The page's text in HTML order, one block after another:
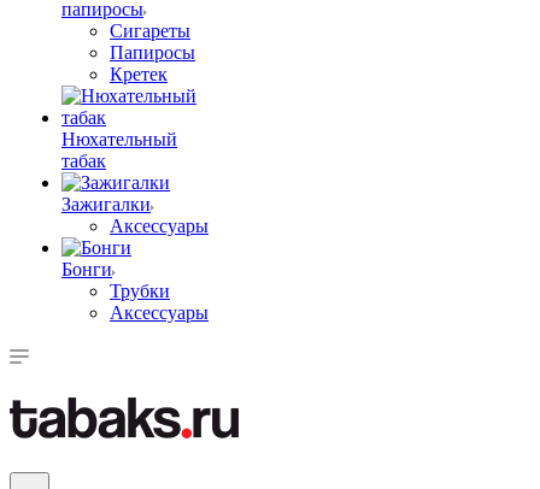
папиросы
Сигареты
Папиросы
Кретек
Нюхательный
табак
Зажигалки
Аксессуары
Бонги
Трубки
Аксессуары